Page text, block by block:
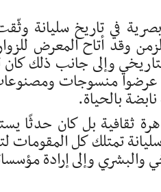
في تاريخ سليانة وثّقت
وقد أتاح المعرض
وإلى جانب ذلك
عرضوا منسوجات
بالحياة.
ثقافية بل كان حدثًا
تمتلك كل
وإلى إرادة